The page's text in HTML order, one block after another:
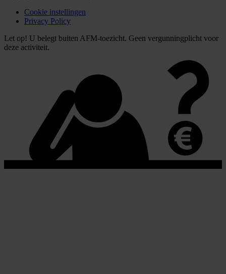
Cookie instellingen
Privacy Policy
Let op! U belegt buiten AFM-toezicht. Geen vergunningplicht voor
deze activiteit.